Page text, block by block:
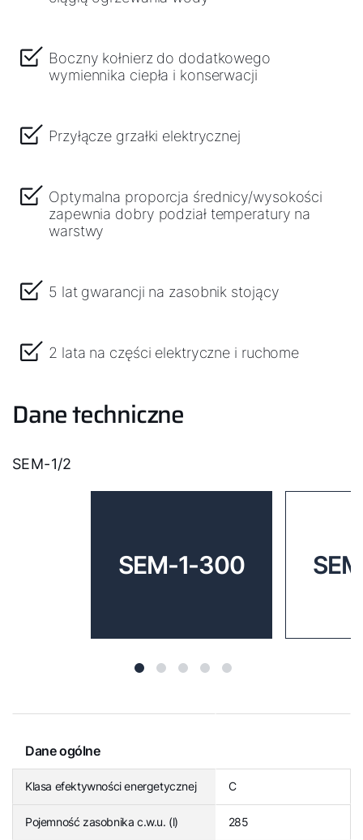
Boczny kołnierz do dodatkowego
wymiennika ciepła i konserwacji
Przyłącze grzałki elektrycznej
Optymalna proporcja średnicy/wysokości
zapewnia dobry podział temperatury na
warstwy
5 lat gwarancji na zasobnik stojący
2 lata na części elektryczne i ruchome
Dane techniczne
SEM-1/2
SEM-1-300
Dane ogólne
Klasa efektywności energetycznej C
Pojemność zasobnika c.w.u. (l) 285